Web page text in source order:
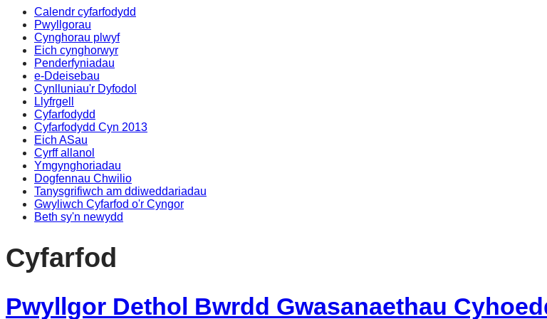
Calendr cyfarfodydd
Pwyllgorau
Cynghorau plwyf
Eich cynghorwyr
Penderfyniadau
e-Ddeisebau
Cynlluniau'r Dyfodol
Llyfrgell
Cyfarfodydd
Cyfarfodydd Cyn 2013
Eich ASau
Cyrff allanol
Ymgynghoriadau
Dogfennau Chwilio
Tanysgrifiwch am ddiweddariadau
Gwyliwch Cyfarfod o'r Cyngor
Beth sy'n newydd
Cyfarfod
Pwyllgor Dethol Bwrdd Gwasanaethau